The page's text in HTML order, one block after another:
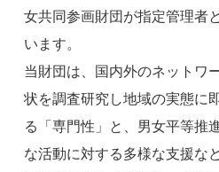
女共同参画財団が指定管理者
います。
当財団は、国内外のネットワ
状を調査研究し地域の実態に
る「専門性」と、男女平等推
な活動に対する多様な支援な